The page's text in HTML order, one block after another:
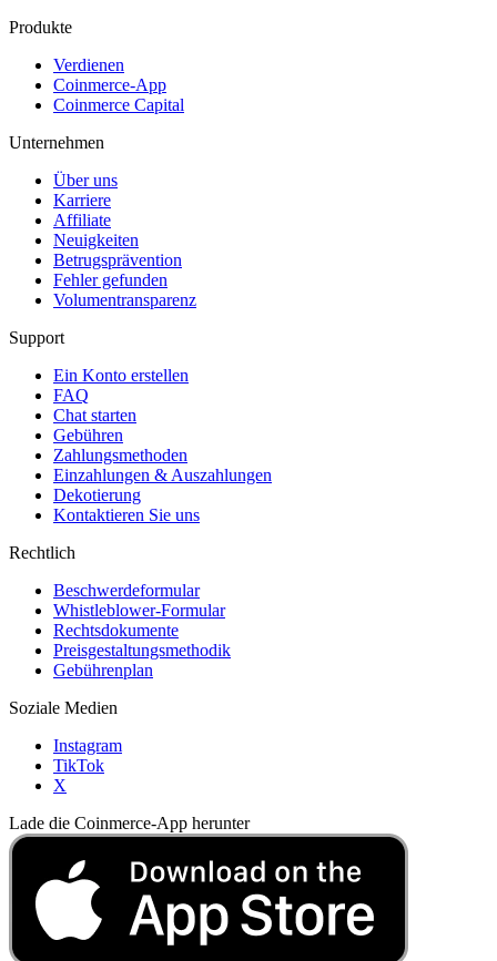
Produkte
Verdienen
Coinmerce-App
Coinmerce Capital
Unternehmen
Über uns
Karriere
Affiliate
Neuigkeiten
Betrugsprävention
Fehler gefunden
Volumentransparenz
Support
Ein Konto erstellen
FAQ
Chat starten
Gebühren
Zahlungsmethoden
Einzahlungen & Auszahlungen
Dekotierung
Kontaktieren Sie uns
Rechtlich
Beschwerdeformular
Whistleblower-Formular
Rechtsdokumente
Preisgestaltungsmethodik
Gebührenplan
Soziale Medien
Instagram
TikTok
X
Lade die Coinmerce-App herunter